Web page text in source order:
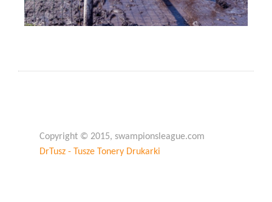
Copyright © 2015, swampionsleague.com
DrTusz - Tusze Tonery Drukarki